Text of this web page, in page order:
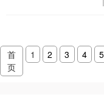
首
页
1 2 3 4 5